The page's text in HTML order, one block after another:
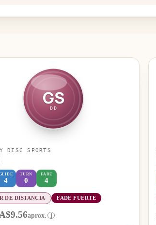
GS
DD
DISC SPORTS
4
TURN
0
FADE
4
DE DISTANCIA FADE FUERTE
aprox. i